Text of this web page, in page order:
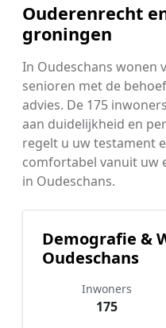
Ouderenrecht
groningen
In Oudeschans wonen
senioren met de
advies. De 175
aan duidelijkheid en
regelt u uw testament
comfortabel vanuit uw
in Oudeschans.
Demografie &
Oudeschans
Inwoners
175